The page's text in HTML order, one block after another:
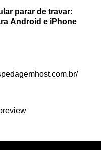
parar de travar:
Android e iPhone